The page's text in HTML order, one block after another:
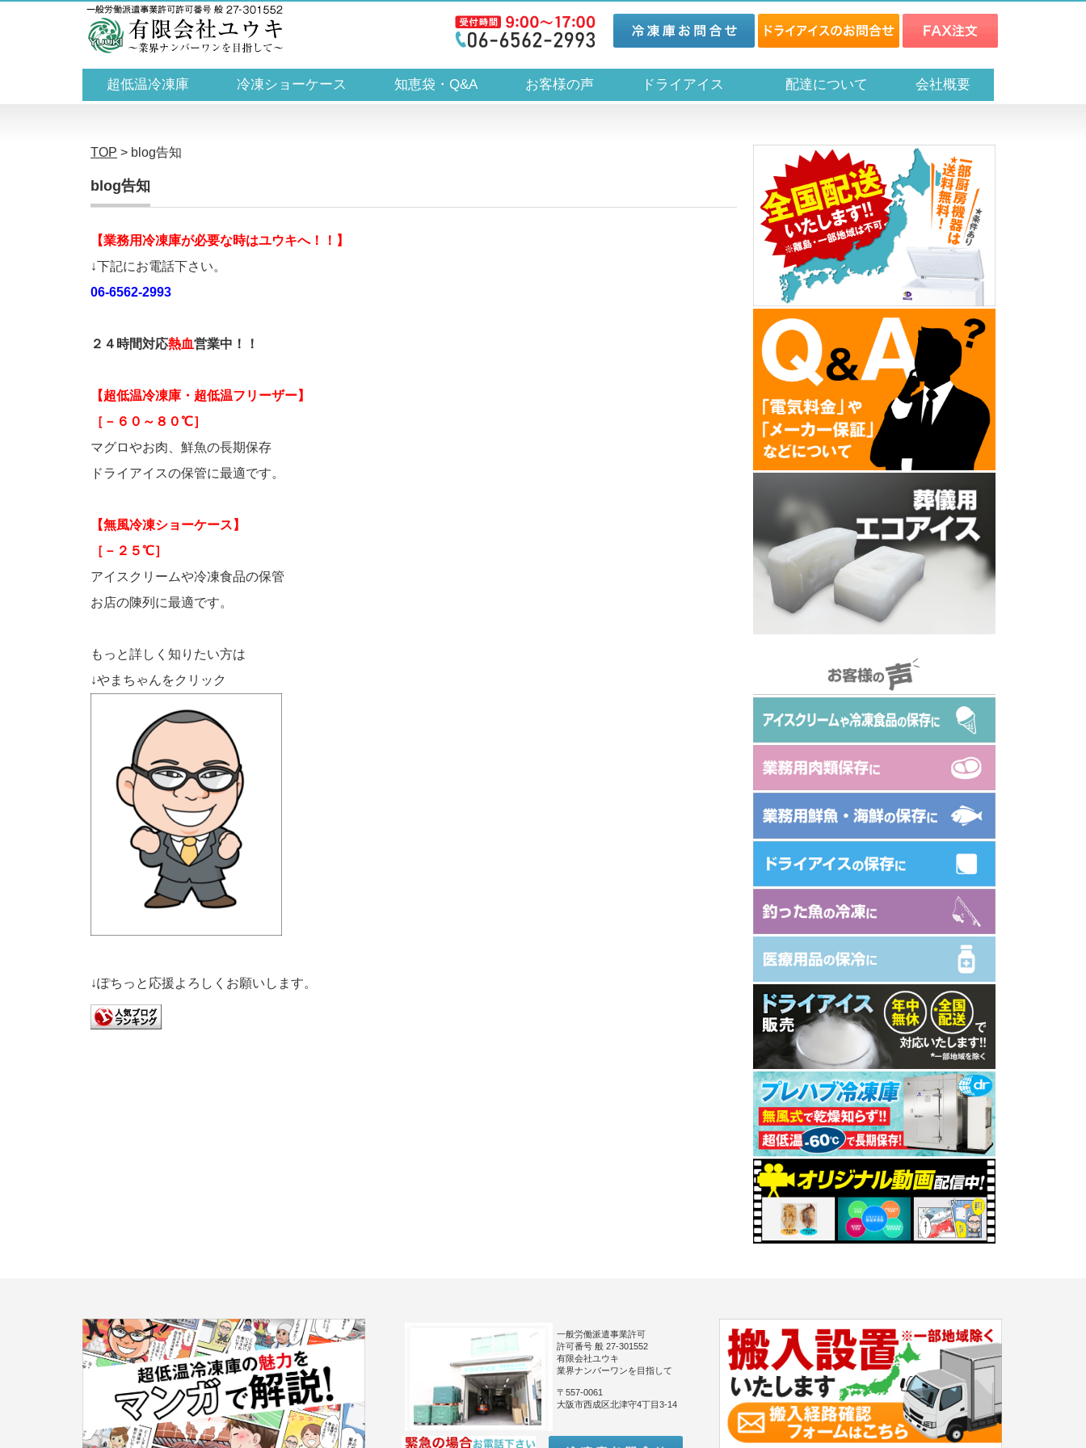
超低温冷凍庫 冷凍ショーケース 知恵袋・Q&A お客様の声 ドライアイス 配達について 会社概要
TOP > blog告知
blog告知
【業務用冷凍庫が必要な時はユウキへ！！】
↓下記にお電話下さい。
06-6562-2993
２４時間対応熱血営業中！！
【超低温冷凍庫・超低温フリーザー】
［－６０～８０℃］
マグロやお肉、鮮魚の長期保存
ドライアイスの保管に最適です。
【無風冷凍ショーケース】
［－２５℃］
アイスクリームや冷凍食品の保管
お店の陳列に最適です。
もっと詳しく知りたい方は
↓やまちゃんをクリック
↓ぽちっと応援よろしくお願いします。
一般労働派遣事業許可
許可番号 般 27-301552
有限会社ユウキ
業界ナンバーワンを目指して
〒557-0061
大阪市西成区北津守4丁目3-14